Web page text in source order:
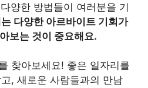
양한 방법들이 여러분을 기
다양한 아르바이트 기회가
보는 것이 중요해요.
찾아보세요! 좋은 일자리를
, 새로운 사람들과의 만남